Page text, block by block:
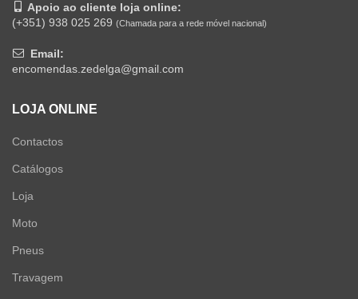
Apoio ao cliente loja online:
(+351) 938 025 269 (Chamada para a rede móvel nacional)
Email:
encomendas.zedelga@gmail.com
LOJA ONLINE
Contactos
Catálogos
Loja
Moto
Pneus
Travagem